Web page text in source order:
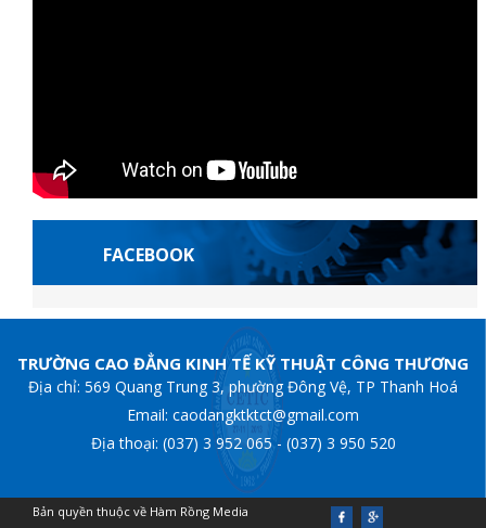
FACEBOOK
TRƯỜNG CAO ĐẲNG KINH TẾ KỸ THUẬT CÔNG THƯƠNG
Địa chỉ: 569 Quang Trung 3, phường Đông Vệ, TP Thanh Hoá
Email: caodangktktct@gmail.com
Địa thoại: (037) 3 952 065 - (037) 3 950 520
Bản quyền thuộc về Hàm Rồng Media
casibom giriş